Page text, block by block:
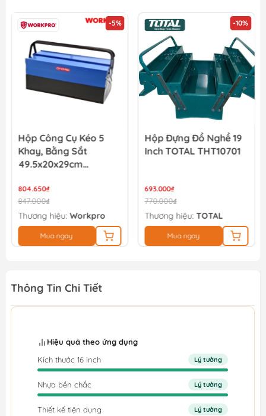
Cờ lê lực Total THT106386 3/8
130.500₫
-5%
Hộp Công Cụ Kéo 5
Khay, Bằng Sắt
49.5x20x29cm
804.650₫
847.000₫
Thương hiệu: Workpro
Mua ngay
-10%
Hộp Đựng Đồ Nghề 19
Inch TOTAL THT10701
693.000₫
770.000₫
Thương hiệu:TOTAL
Mua ngay
Thông Tin Chi Tiết
Hiệu quả theo ứng dụng
Kích thước 16 inch
Lý tưởng
Nhựa bền chắc Lý tưởng
Thiết kế tiện dụng Lý tưởng